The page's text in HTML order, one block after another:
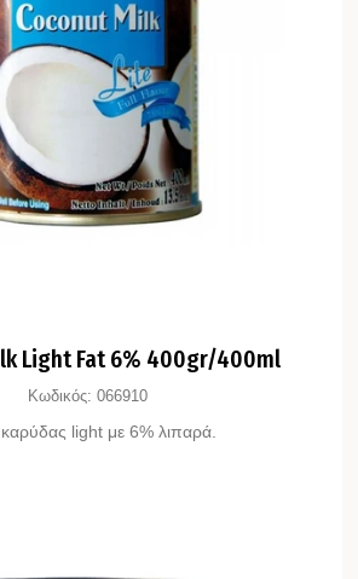
Light Fat 6% 400gr/400ml
Κωδικός: 066910
light με 6% λιπαρά.